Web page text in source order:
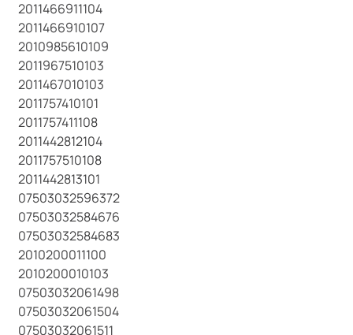
2011466911104
2011466910107
2010985610109
2011967510103
2011467010103
2011757410101
2011757411108
2011442812104
2011757510108
2011442813101
07503032596372
07503032584676
07503032584683
2010200011100
2010200010103
07503032061498
07503032061504
07503032061511